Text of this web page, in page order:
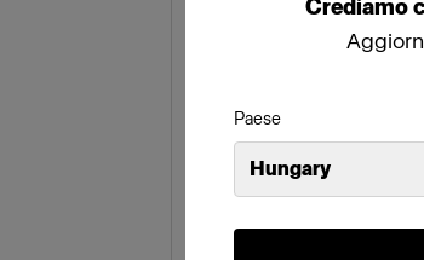
Crediamo
Paese
Hungary
Password